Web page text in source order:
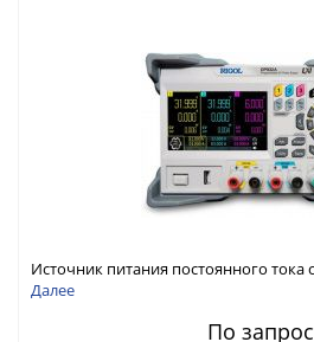
Источник питания постоянного
Далее
По